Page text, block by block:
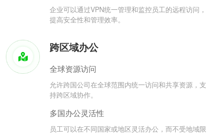
企业可以通过VPN统一管理和监控员工的远程访问，
提高安全性和管理效率。
跨区域办公
全球资源访问
允许跨国公司在全球范围内统一访问和共享资源，支
持跨区域协作。
多国办公灵活性
员工可以在不同国家或地区灵活办公，而不受地域限